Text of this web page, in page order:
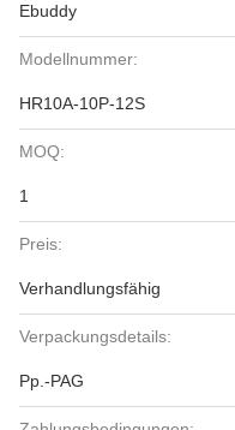
Ebuddy
Modellnummer:
HR10A-10P-12S
MOQ:
1
Preis:
Verhandlungsfähig
Verpackungsdetails:
Pp.-PAG